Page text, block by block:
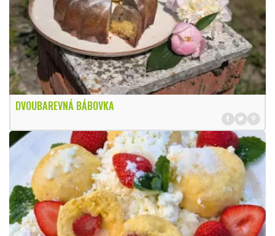
DVOUBAREVNÁ BÁBOVKA